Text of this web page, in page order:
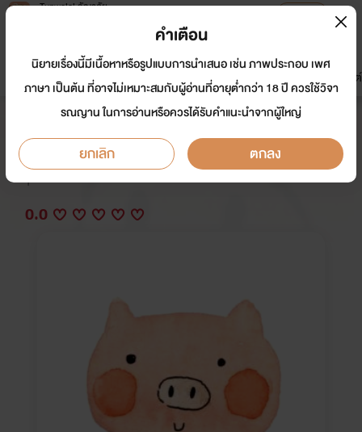
Tunwalai ธัญวลัย
หน้าแรก นิยาย อีบุ๊ก การ์ตูน
มาใหม่
ดรีมแชท ธัญลิสต์
If i want....
นักเขียน: mr_fractious
Y
0.0
คำเตือน
นิยายเรื่องนี้มีเนื้อหาหรือรูปแบบการนำเสนอ เช่น ภาพประกอบ เพศ
ภาษา เป็นต้น ที่อาจไม่เหมาะสมกับผู้อ่านที่อายุต่ำกว่า 18 ปี ควรใช้วิจา
รณญาน ในการอ่านหรือควรได้รับคำแนะนำจากผู้ใหญ่
ยกเลิก ตกลง